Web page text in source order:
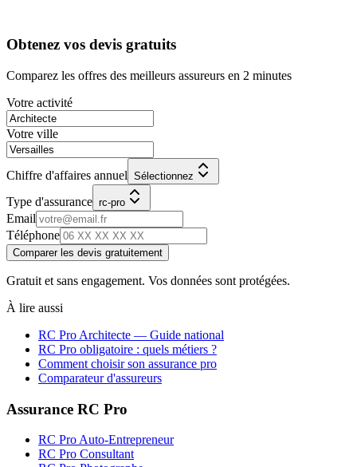
Obtenez vos devis gratuits
Comparez les offres des meilleurs assureurs en 2 minutes
Votre activité
Votre ville
Chiffre d'affaires annuel Sélectionnez
Type d'assurance rc-pro
Email
Téléphone
Comparer les devis gratuitement
Gratuit et sans engagement. Vos données sont protégées.
À lire aussi
RC Pro Architecte — Guide national
RC Pro obligatoire : quels métiers ?
Comment choisir son assurance pro
Comparateur d'assureurs
Assurance RC Pro
RC Pro Auto-Entrepreneur
RC Pro Consultant